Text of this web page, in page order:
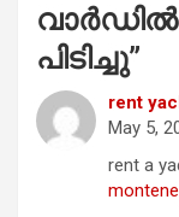
പിടിച്ചു”
rent
May 5,
rent a